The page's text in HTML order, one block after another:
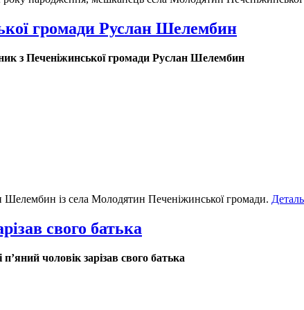
громади Руслан Шелембин
з Печеніжинської громади Руслан Шелембин
Шелембин із села Молодятин Печеніжинської громади.
свого батька
чоловік зарізав свого батька